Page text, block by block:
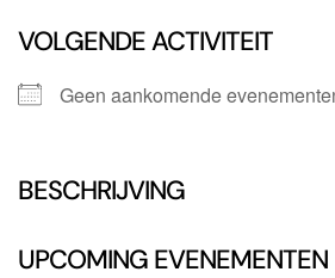
VOLGENDE ACTIVITEIT
Geen aankomende
BESCHRIJVING
UPCOMING EVENEMENTEN